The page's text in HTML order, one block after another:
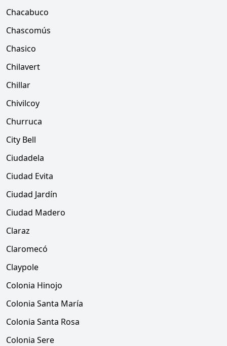
Chacabuco
Chascomús
Chasico
Chilavert
Chillar
Chivilcoy
Churruca
City Bell
Ciudadela
Ciudad Evita
Ciudad Jardín
Ciudad Madero
Claraz
Claromecó
Claypole
Colonia Hinojo
Colonia Santa María
Colonia Santa Rosa
Colonia Sere